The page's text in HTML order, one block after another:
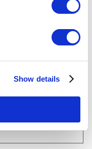
Show details